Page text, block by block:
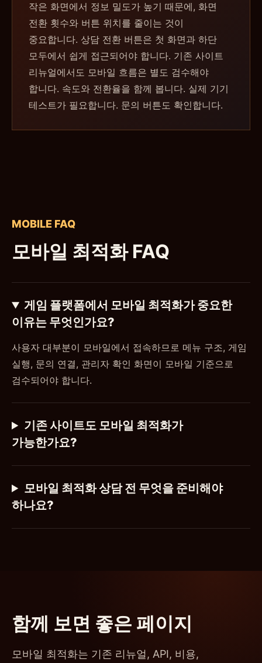
작은 화면에서 정보 밀도가 높기 때문에, 화면
전환 횟수와 버튼 위치를 줄이는 것이
중요합니다. 상담 전환 버튼은 첫 화면과 하단
모두에서 쉽게 접근되어야 합니다. 기존 사이트
리뉴얼에서도 모바일 흐름은 별도 검수해야
합니다. 속도와 전환율을 함께 봅니다. 실제 기기
테스트가 필요합니다. 문의 버튼도 확인합니다.
MOBILE FAQ
모바일 최적화 FAQ
게임 플랫폼에서 모바일 최적화가 중요한
이유는 무엇인가요?
사용자 대부분이 모바일에서 접속하므로 메뉴 구조, 게임
실행, 문의 연결, 관리자 확인 화면이 모바일 기준으로
검수되어야 합니다.
기존 사이트도 모바일 최적화가
가능한가요?
모바일 최적화 상담 전 무엇을 준비해야
하나요?
함께 보면 좋은 페이지
모바일 최적화는 기존 리뉴얼, API, 비용,